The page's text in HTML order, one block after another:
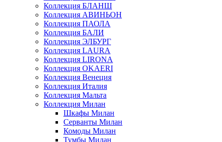
Коллекция БЛАНШ
Коллекция АВИНЬОН
Коллекция ПАОЛА
Коллекция БАЛИ
Коллекция ЭЛБУРГ
Коллекция LAURA
Коллекция LIRONA
Коллекция OKAERI
Коллекция Венеция
Коллекция Италия
Коллекция Мальта
Коллекция Милан
Шкафы Милан
Серванты Милан
Комоды Милан
Тумбы Милан